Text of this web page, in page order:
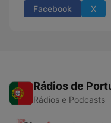
Facebook X
Rádios de
Rádios e Podcasts